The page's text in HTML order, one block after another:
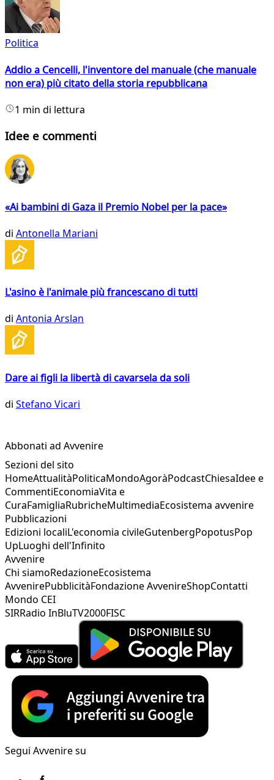
Politica
Addio a Cencelli, l'inventore del manuale (che manuale
non era) più citato della storia repubblicana
1 min di lettura
Idee e commenti
«Ai bambini di Gaza il Premio Nobel per la pace»
di Antonella Mariani
L'asino è l'animale più francescano di tutti
di Antonia Arslan
Dare ai figli la libertà di cavarsela da soli
di Stefano Vicari
Abbonati ad Avvenire
Sezioni del sito
HomeAttualitàPoliticaMondoAgoràPodcastChiesaIdee e
CommentiEconomiaVita e
CuraFamigliaRubricheMultimediaEcosistema avvenire
Pubblicazioni
Edizioni localiL'economia civileGutenbergPopotusPop
UpLuoghi dell'Infinito
Avvenire
Chi siamoRedazioneEcosistema
AvvenirePubblicitàFondazione AvvenireShopContatti
Mondo CEI
SIRRadio InBluTV2000FISC
Segui Avvenire su